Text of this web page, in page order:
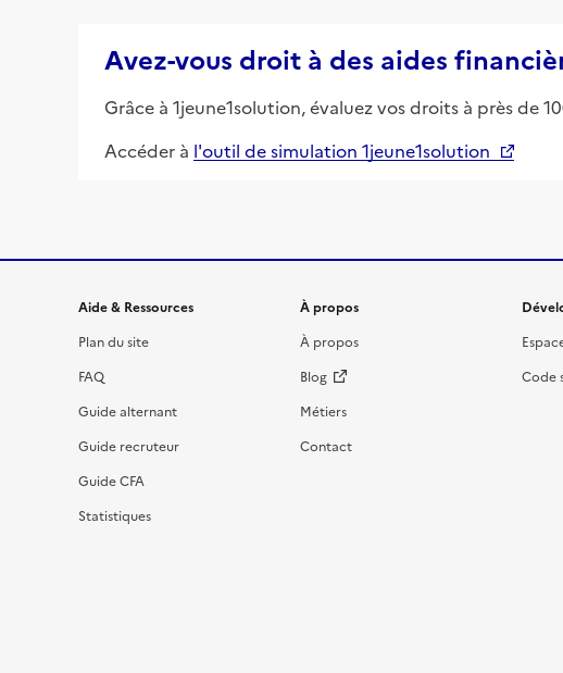
Avez-vous droit à des aides
Grâce à 1jeune1solution, évaluez vos droits à près de
Accéder à l'outil de simulation 1jeune1solution
Informations et liens du site
Aide & Ressources
Plan du site
FAQ
Guide alternant
Guide recruteur
Guide CFA
Statistiques
À propos
À propos
Blog
Métiers
Contact
Code